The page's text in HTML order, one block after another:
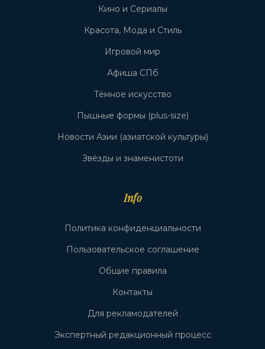
Кино и Сериалы
Красота, Мода и Стиль
Игровой мир
Афиша СПб
Тёмное искусство
Пышные формы (plus-size)
Новости Азии (азиатской культуры)
Звёзды и знаменистоти
Info
Политика конфиденциальности
Пользовательское соглашение
Общие правила
Контакты
Для рекламодателей
Экспертный редакционный процесс